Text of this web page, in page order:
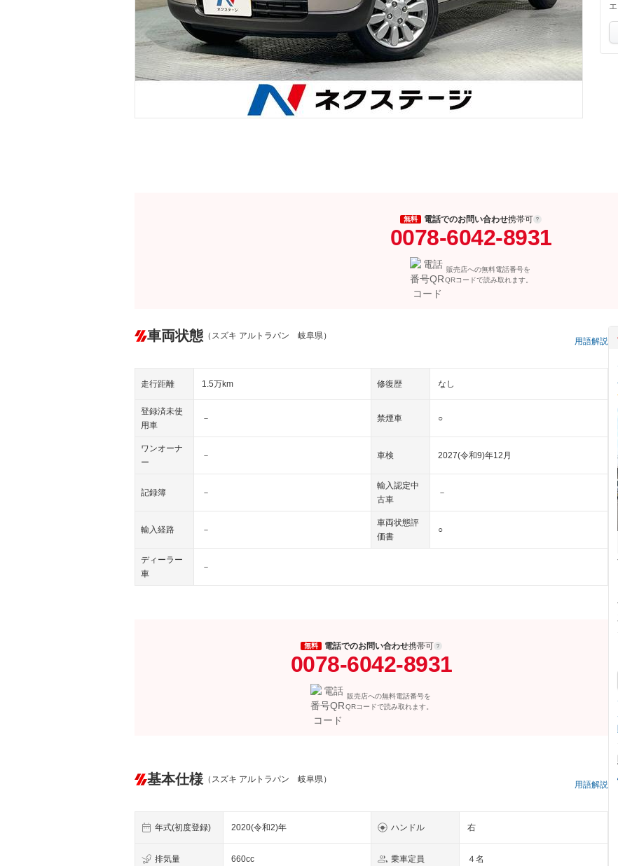
無料 電話でのお問い合わせ携帯可
0078-6042-8931
販売店への無料電話番号を
QRコードで読み取れます。
車両状態 （スズキ アルトラパン 岐阜県）
用語解説
走行距離 1.5万km 修復歴 なし
登録済未使
用車
－ 禁煙車 ○
ワンオーナ
ー
－ 車検 2027(令和9)年12月
記録簿 －
輸入認定中
古車
－
輸入経路 －
車両状態評
価書
○
ディーラー
車
－
無料 電話でのお問い合わせ携帯可
0078-6042-8931
販売店への無料電話番号を
QRコードで読み取れます。
基本仕様 （スズキ アルトラパン 岐阜県）
用語解説
年式(初度登録) 2020(令和2)年 ハンドル 右
排気量 660cc 乗車定員 ４名